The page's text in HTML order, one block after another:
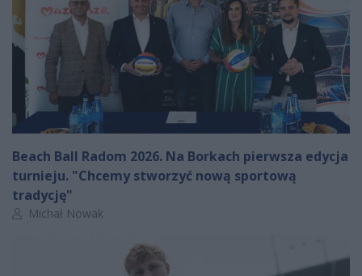
Beach Ball Radom 2026. Na Borkach pierwsza edycja
turnieju. "Chcemy stworzyć nową sportową
tradycję"
Autor artykułu:
Michał Nowak